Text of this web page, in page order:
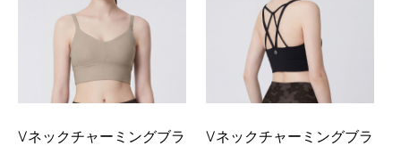
Vネックチャーミングブラ
Vネックチャーミングブラ